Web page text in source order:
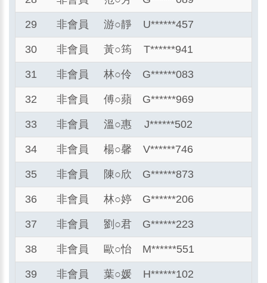
29 非會員 游○靜 U******457
30 非會員 黃○筠 T******941
31 非會員 林○伶 G******083
32 非會員 傅○蘋 G******969
33 非會員 溫○惠 J******502
34 非會員 楊○馨 V******746
35 非會員 陳○欣 G******873
36 非會員 林○婷 G******206
37 非會員 劉 ○君 G******223
38 非會員 歐○怡 M******551
39 非會員 葉○媛 H******102